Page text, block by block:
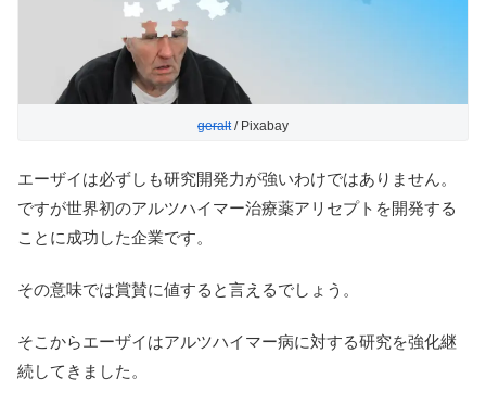
geralt/ Pixabay
エーザイは必ずしも研究開発力が強いわけではありません。
ですが世界初のアルツハイマー治療薬アリセプトを開発する
ことに成功した企業です。
その意味では賞賛に値すると言えるでしょう。
そこからエーザイはアルツハイマー病に対する研究を強化継
続してきました。